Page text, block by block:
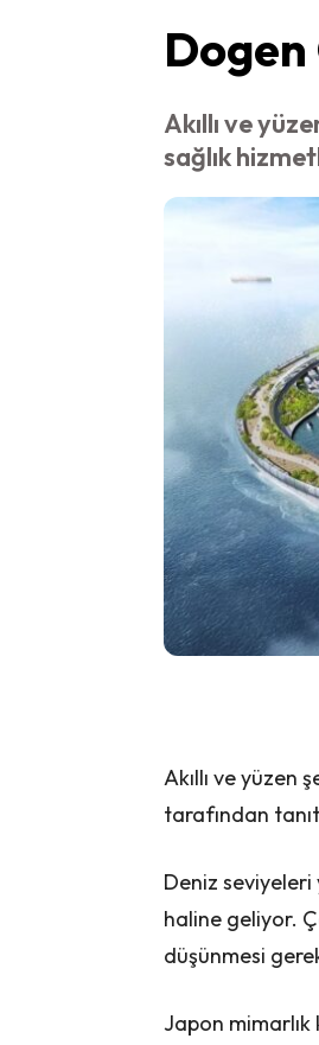
Dogen
Akıllı ve
sağlık
Akıllı ve yüzen
tarafından
Deniz
haline geliyor.
düşünmesi
Japon mimarlık